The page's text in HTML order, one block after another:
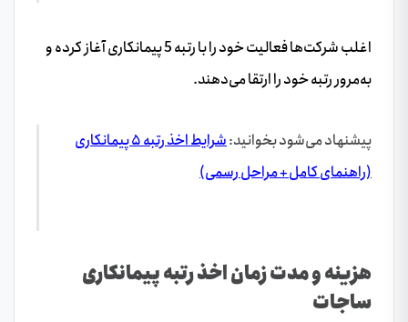
اغلب شرکت‌ها فعالیت خود را با رتبه 5 پیمانکاری آغاز کرده و
به‌مرور رتبه خود را ارتقا می‌دهند.
پیشنهاد می‌شود بخوانید:
شرایط اخذ رتبه ۵ پیمانکاری
(راهنمای کامل + مراحل رسمی)
هزینه و مدت زمان اخذ رتبه پیمانکاری
ساجات